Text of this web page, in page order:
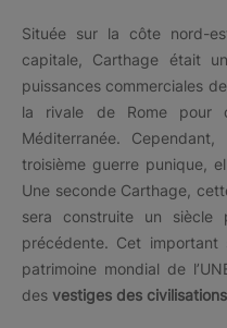
Située sur la côte nord-
capitale, Carthage était
puissances commerciales
la rivale de Rome
Méditerranée.
troisième guerre punique,
Une seconde Carthage,
sera construite un
précédente. Cet
patrimoine mondial de
des vestiges des